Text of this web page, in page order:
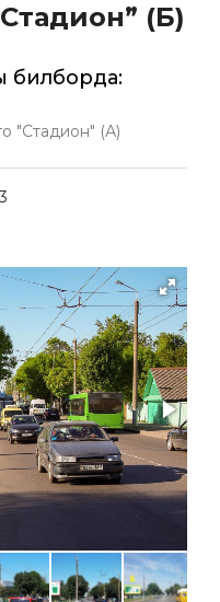
(Б)
билборда:
"Стадион" (А)